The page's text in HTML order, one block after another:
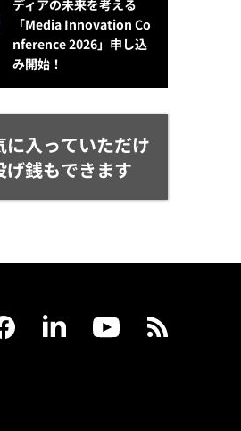
ディアの未来を考える
「Media Innovation Co
nference 2026」申し込
み開始！
に入っていただけ
げ銭もできます